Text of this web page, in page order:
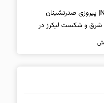
لیگ NBA| پیروزی صدرنشینان
شرق و شکست لیکرز در